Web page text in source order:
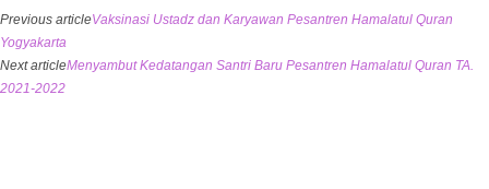
Previous articleVaksinasi Ustadz dan Karyawan Pesantren Hamalatul Quran
Yogyakarta
Next articleMenyambut Kedatangan Santri Baru Pesantren Hamalatul Quran TA.
2021-2022